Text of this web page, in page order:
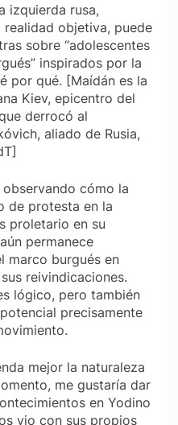
izquierda rusa,
objetiva, puede
sobre “adolescentes
inspirados por la
por qué. [Maídán es la
Kiev, epicentro del
derrocó al
aliado de Rusia,
cómo la
de protesta en la
proletario en su
permanece
marco burgués en
reivindicaciones.
lógico, pero también
precisamente
mejor la naturaleza
me gustaría dar
en Yodino
vio con sus propios